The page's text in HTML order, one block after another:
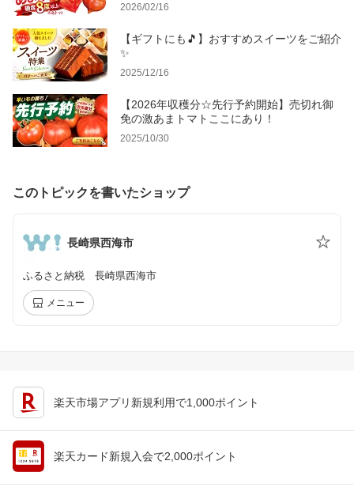
2026/02/16
【ギフトにも🎵】おすすめスイーツをご紹介
✨
2025/12/16
【2026年収穫分☆先行予約開始】売切れ御
免の激あまトマトここにあり！
2025/10/30
このトピックを書いたショップ
長崎県西海市
ふるさと納税 長崎県西海市
メニュー
楽天市場アプリ新規利用で1,000ポイント
楽天カード新規入会で2,000ポイント